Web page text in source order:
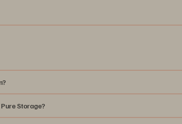
Storage?